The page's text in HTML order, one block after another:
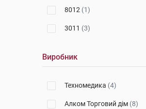
8012 (1)
3011 (3)
Виробник
Техномедика (4)
Алком Торговий дім (8)